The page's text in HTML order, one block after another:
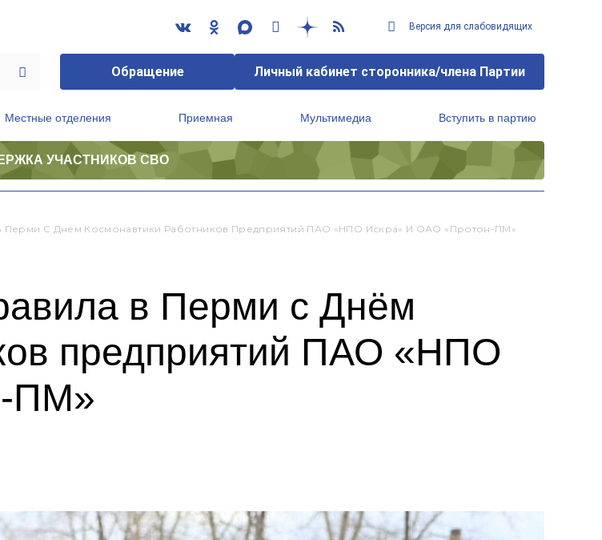
Версия для слабовидящих
Обращение Личный кабинет сторонника/члена Партии
Местные отделения Приемная Мультимедиа Вступить в партию
УЧАСТНИКОВ СВО
Перми С Днём Космонавтики Работников Предприятий ПАО «НПО Искра» И ОАО «Протон-ПМ»
в Перми с Днём
предприятий ПАО «НПО
ПМ»